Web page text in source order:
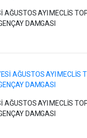
AĞUSTOS AYI MECLİS
DAMGASI
AĞUSTOS AYI MECLİS
DAMGASI